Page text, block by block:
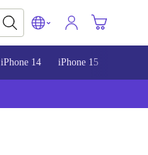
iPhone 14 iPhone 15